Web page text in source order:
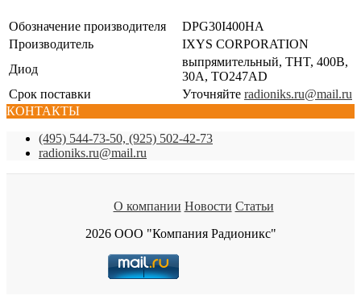
Обозначение производителя
DPG30I400HA
Производитель
IXYS CORPORATION
Диод
выпрямительный, THT, 400В,
30А, TO247AD
Срок поставки
Уточняйте radioniks.ru@mail.ru
КОНТАКТЫ
(495) 544-73-50, (925) 502-42-73
radioniks.ru@mail.ru
О компании Новости Статьи
2026 ООО "Компания Радионикс"